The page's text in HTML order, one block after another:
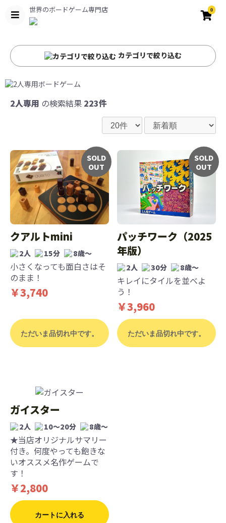
世界のボードゲーム専門店 0
カテゴリで絞り込む
2人専用 の検索結果 223件
SOLD
OUT
クアルトmini
2人 15分 8歳〜
小さくなっても面白さはそ
のまま！
￥3,740
ただいま品切れ中です。
SOLD
OUT
パッチワーク（2025
年版）
2人 30分 8歳〜
キレイにタイルを並べよ
う！
￥3,960
ただいま品切れ中です。
ガイスター
2人 10〜20分 8歳〜
★当店オリジナルサマリー
付き。何度やっても飽きな
いオススメ名作ゲームで
す！
￥2,800
カートに入れる